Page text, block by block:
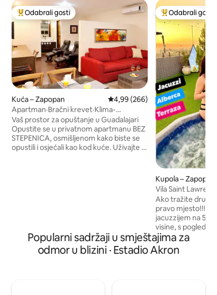
Među najviše rangiranima s oznakom „Odabrali gosti”
Odabrali gosti
Kuća – Zapopan Prosječna ocjena: 4,99/5,
4,99 (266)
Apartman·Bračni krevet·Klima-
uređaj·Bez stepenica·Moderno utočište.
Vaš prostor za opuštanje u Guadalajari
Opustite se u privatnom apartmanu BEZ
STEPENICA, osmišljenom kako biste se
opustili i osjećali kao kod kuće. Uživajte u
NAJBOLJI AIRBNB U GUADALAJARI.” –
Douglas, SAD Dezinficirano u skladu s
Među najviše
Odabrali gosti
Kupola – Zapopan
Vila Saint
Ako tražite
pravo mjesto!!! GLAMPING s privatnom
jacuzzijem na 50
visine, s
grada. (Uključen je pristup bazenu i
roštilju za zajednicu.)
maks. 3* Dolazak
Popularni sadržaji u smještajima za
odmor u blizini · Estadio Akron